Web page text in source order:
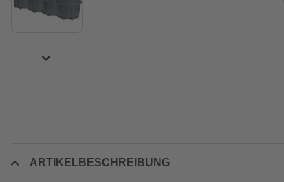
ARTIKELBESCHREIBUNG